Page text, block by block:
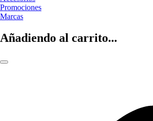
Promociones
Marcas
Añadiendo al carrito...